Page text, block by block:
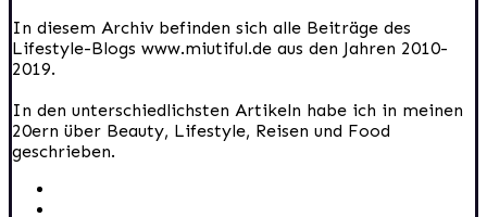
In diesem Archiv befinden sich alle Beiträge des
Lifestyle-Blogs www.miutiful.de aus den Jahren 2010-
2019.
In den unterschiedlichsten Artikeln habe ich in meinen
20ern über Beauty, Lifestyle, Reisen und Food
geschrieben.